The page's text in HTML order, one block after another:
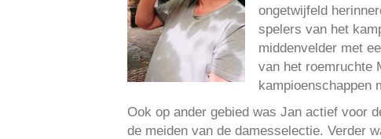
ongetwijfeld
spelers van het
middenvelder met
van het roemruchte
kampioenschappen
Ook op ander gebied was Jan actief voor
de meiden van de damesselectie. Verder